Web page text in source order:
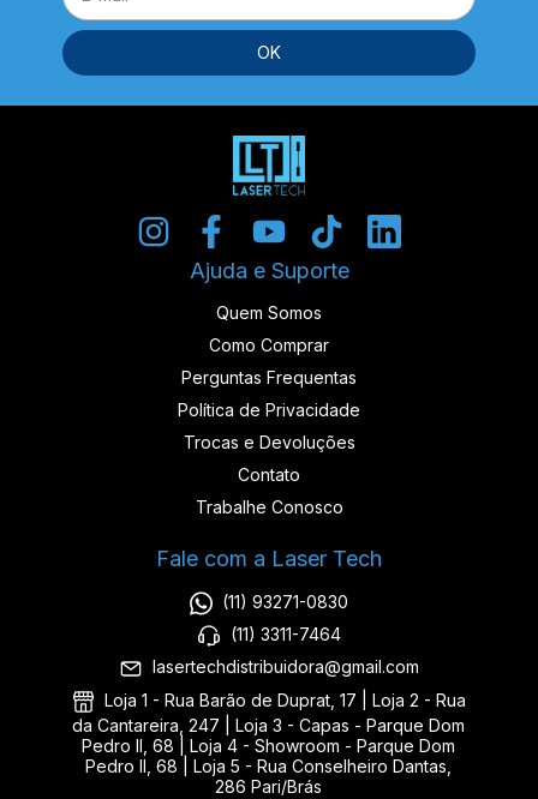
Ajuda e Suporte
Quem Somos
Como Comprar
Perguntas Frequentas
Política de Privacidade
Trocas e Devoluções
Contato
Trabalhe Conosco
Fale com a Laser Tech
(11) 93271-0830
(11) 3311-7464
lasertechdistribuidora@gmail.com
Loja 1 - Rua Barão de Duprat, 17 | Loja 2 - Rua
da Cantareira, 247 | Loja 3 - Capas - Parque Dom
Pedro II, 68 | Loja 4 - Showroom - Parque Dom
Pedro II, 68 | Loja 5 - Rua Conselheiro Dantas,
286 Pari/Brás